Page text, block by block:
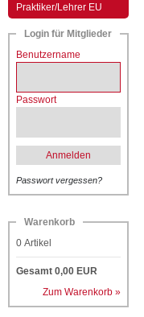
Praktiker/Lehrer EU
Login für Mitglieder
Benutzername
Passwort
Anmelden
Passwort vergessen?
Warenkorb
0 Artikel
Gesamt 0,00 EUR
Zum Warenkorb »